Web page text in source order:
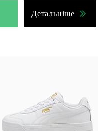
Детальніше